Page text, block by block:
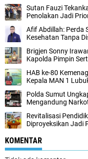
Sutan Fauzi
Penolakan Jadi
Afif Abdillah: Perda
Kesehatan Tanpa
Brigjen Sonny
Kapolda Pimpin
HAB ke-80
Kepala MAN 1
Polda Sumut
Mengandung
Revitalisasi
Diproyeksikan Jadi
KOMENTAR